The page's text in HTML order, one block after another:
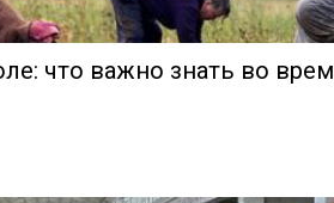
что важно знать во